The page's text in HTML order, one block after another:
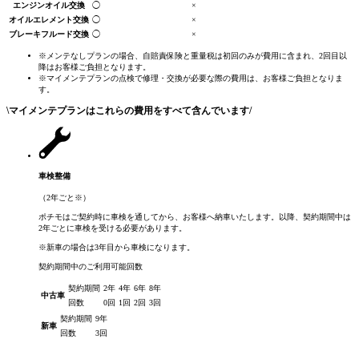
エンジンオイル交換
◯
×
オイルエレメント交換 ◯
×
ブレーキフルード交換 ◯ ×
※メンテなしプランの場合、自賠責保険と重量税は初回のみが費用に含まれ、2回目以
降はお客様ご負担となります。
※マイメンテプランの点検で修理・交換が必要な際の費用は、お客様ご負担となりま
す。
\マイメンテプランはこれらの費用をすべて含んでいます/
車検整備
（2年ごと ※）
ポチモはご契約時に車検を通してから、お客様へ納車いたします。以降、契約期間中は
2年ごとに車検を受ける必要があります。
※新車の場合は3年目から車検になります。
契約期間中のご利用可能回数
中古車
契約期間 2年 4年 6年 8年
回数
0回 1回 2回 3回
新車
契約期間 9年
回数
3回